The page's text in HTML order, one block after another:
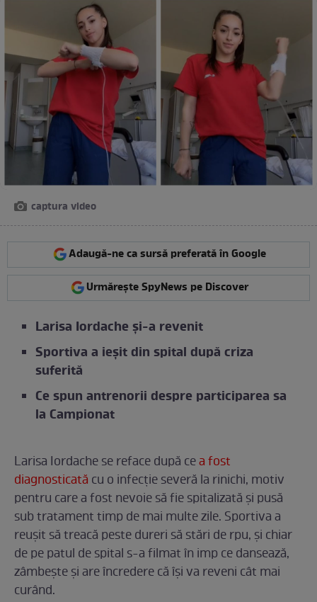
captura video
Adaugă-ne ca sursă preferată în Google
Urmărește SpyNews pe Discover
Larisa Iordache și-a revenit
Sportiva a ieșit din spital după criza
suferită
Ce spun antrenorii despre participarea sa
la Campionat
Larisa Iordache se reface după cea fost
diagnosticată cu o infecție severă la rinichi, motiv
pentru care a fost nevoie să fie spitalizată și pusă
sub tratament timp de mai multe zile. Sportiva a
reușit să treacă peste dureri să stări de rpu, și chiar
de pe patul de spital s-a filmat în imp ce dansează,
zâmbește și are încredere că își va reveni cât mai
curând.